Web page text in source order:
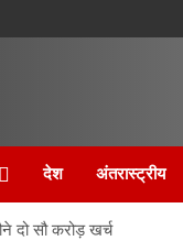
देश अंतरास्ट्रीय
दो सौ करोड़ खर्च